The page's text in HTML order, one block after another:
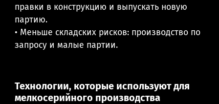
правки в конструкцию и выпускать новую
партию.
• Меньше складских рисков: производство по
запросу и малые партии.
Технологии, которые используют для
мелкосерийного производства